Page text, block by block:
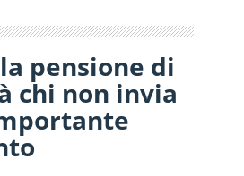
pensione di
chi non invia